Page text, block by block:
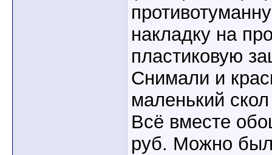
накладку на
пластиковую
Снимали и
маленький
Всё вместе
руб. Можно